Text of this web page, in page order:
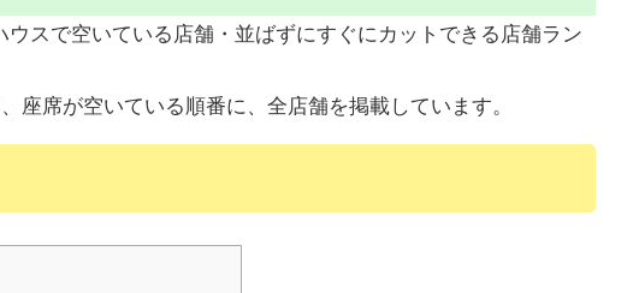
ウスで空いている店舗・並ばずにすぐにカットできる店舗ラン
座席が空いている順番に、全店舗を掲載しています。